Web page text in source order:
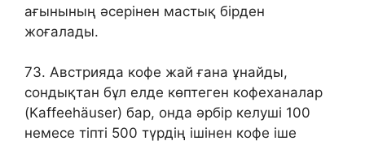
ағынының әсерінен мастық бірден
жоғалады.
73. Австрияда кофе жай ғана ұнайды,
сондықтан бұл елде көптеген кофеханалар
(Kaffeehäuser) бар, онда әрбір келуші 100
немесе тіпті 500 түрдің ішінен кофе іше